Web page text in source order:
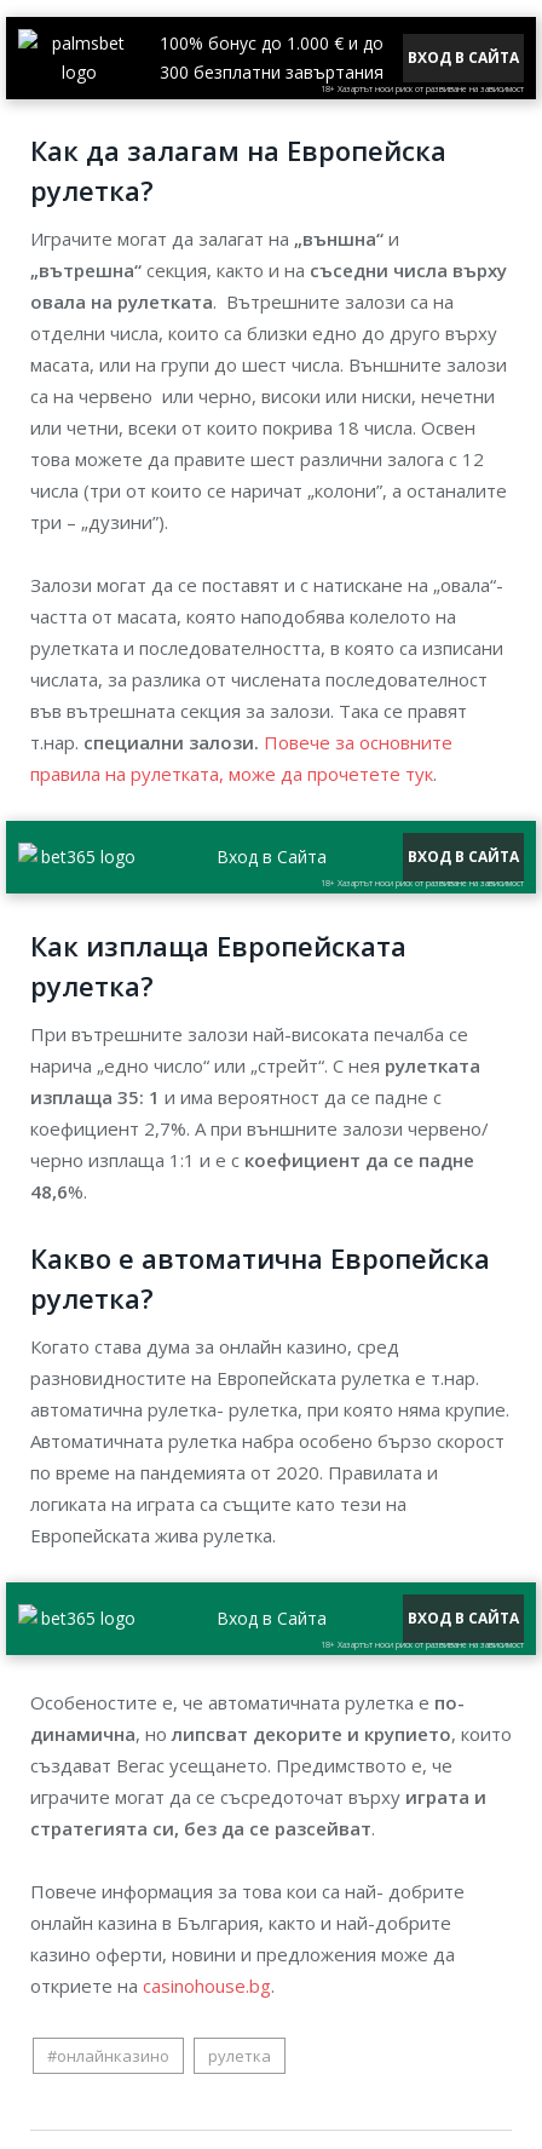
100% бонус до 1.000 € и до
300 безплатни завъртания
ВХОД В САЙТА
18+ Хазартът носи риск от развиване на зависимост
Как да залагам на Европейска
рулетка?
Играчите могат да залагат на „външна“ и
„вътрешна“ секция, както и на съседни числа върху
овала на рулетката. Вътрешните залози са на
отделни числа, които са близки едно до друго върху
масата, или на групи до шест числа. Външните залози
са на червено или черно, високи или ниски, нечетни
или четни, всеки от които покрива 18 числа. Освен
това можете да правите шест различни залога с 12
числа (три от които се наричат „колони”, а останалите
три – „дузини”).
Залози могат да се поставят и с натискане на „овала“-
частта от масата, която наподобява колелото на
рулетката и последователността, в която са изписани
числата, за разлика от числената последователност
във вътрешната секция за залози. Така се правят
т.нар. специални залози. Повече за основните
правила на рулетката, може да прочетете тук.
Вход в Сайта ВХОД В САЙТА
18+ Хазартът носи риск от развиване на зависимост
Как изплаща Европейската
рулетка?
При вътрешните залози най-високата печалба се
нарича „едно число“ или „стрейт“. С нея рулетката
изплаща 35: 1 и има вероятност да се падне с
коефициент 2,7%. А при външните залози червено/
черно изплаща 1:1 и е с коефициент да се падне
48,6%.
Какво е автоматична Европейска
рулетка?
Когато става дума за онлайн казино, сред
разновидностите на Европейската рулетка е т.нар.
автоматична рулетка- рулетка, при която няма крупие.
Автоматичната рулетка набра особено бързо скорост
по време на пандемията от 2020. Правилата и
логиката на играта са същите като тези на
Европейската жива рулетка.
Вход в Сайта ВХОД В САЙТА
18+ Хазартът носи риск от развиване на зависимост
Особеностите е, че автоматичната рулетка е по-
динамична, но липсват декорите и крупието, които
създават Вегас усещането. Предимството е, че
играчите могат да се съсредоточат върху играта и
стратегията си, без да се разсейват.
Повече информация за това кои са най- добрите
онлайн казина в България, както и най-добрите
казино оферти, новини и предложения може да
откриете на casinohouse.bg.
#онлайнказино рулетка